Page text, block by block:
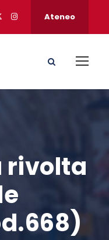
Ateneo
rivolta